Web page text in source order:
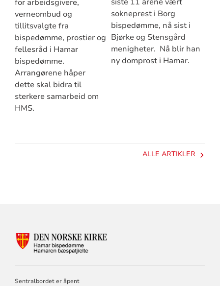
for arbeidsgivere,
verneombud og
tillitsvalgte fra
bispedømme, prostier og
fellesråd i Hamar
bispedømme.
Arrangørene håper
dette skal bidra til
sterkere samarbeid om
HMS.
sokneprest i Borg
bispedømme, nå sist i
Bjørke og Stensgård
menigheter. Nå blir han
ny domprost i Hamar.
ALLE ARTIKLER
Sentralbordet er åpent